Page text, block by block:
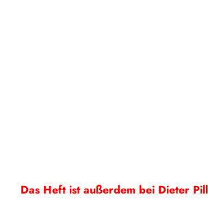
Das Heft ist außerdem bei Dieter